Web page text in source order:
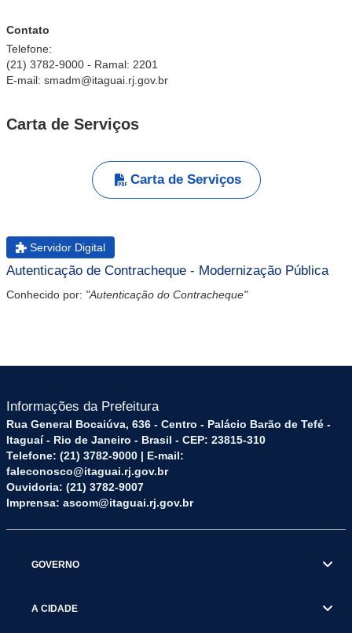
Contato
Telefone:
(21) 3782-9000 - Ramal: 2201
E-mail: smadm@itaguai.rj.gov.br
Carta de Serviços
Carta de Serviços
Servidor Digital
Autenticação de Contracheque - Modernização Pública
Conhecido por: "Autenticação do Contracheque"
Informações da Prefeitura
Rua General Bocaiúva, 636 - Centro - Palácio Barão de Tefé -
Itaguaí - Rio de Janeiro - Brasil - CEP: 23815-310
Telefone: (21) 3782-9000 | E-mail:
faleconosco@itaguai.rj.gov.br
Ouvidoria: (21) 3782-9007
Imprensa: ascom@itaguai.rj.gov.br
GOVERNO
A CIDADE